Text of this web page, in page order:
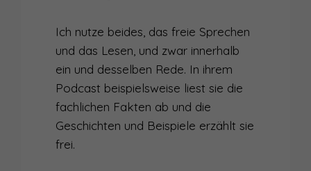
Ich nutze beides, das freie Sprechen
und das Lesen, und zwar innerhalb
ein und desselben Rede. In ihrem
Podcast beispielsweise liest sie die
fachlichen Fakten ab und die
Geschichten und Beispiele erzählt sie
frei.